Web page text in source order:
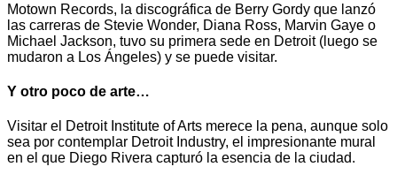
Motown Records, la discográfica de Berry Gordy que lanzó
las carreras de Stevie Wonder, Diana Ross, Marvin Gaye o
Michael Jackson, tuvo su primera sede en Detroit (luego se
mudaron a Los Ángeles) y se puede visitar.
Y otro poco de arte…
Visitar el Detroit Institute of Arts merece la pena, aunque solo
sea por contemplar Detroit Industry, el impresionante mural
en el que Diego Rivera capturó la esencia de la ciudad.